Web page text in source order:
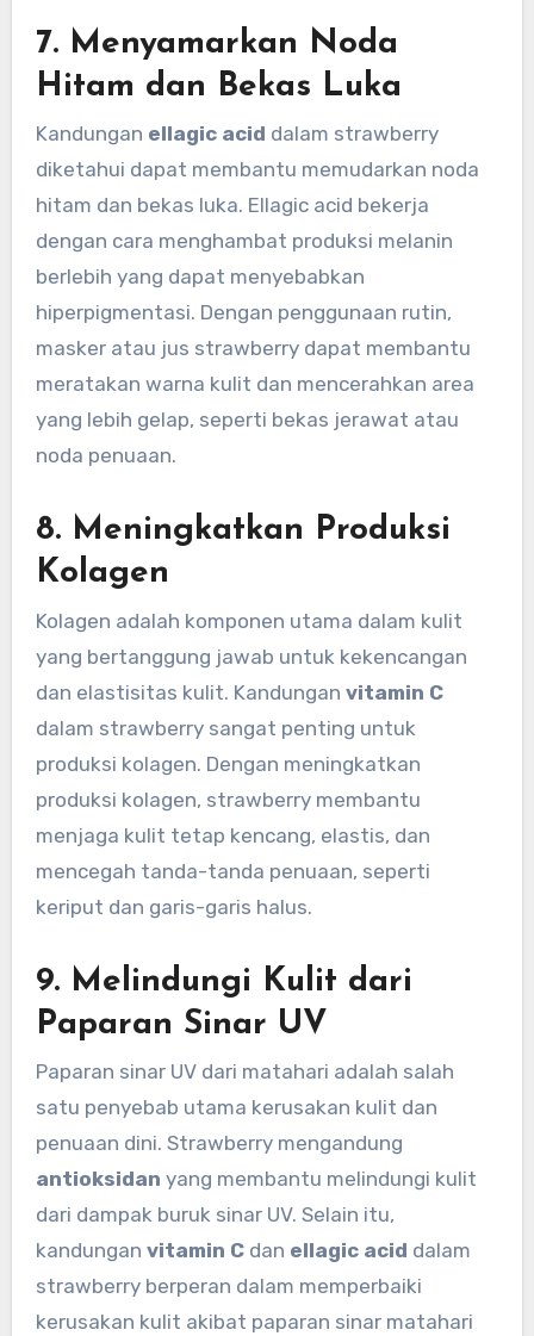
7. Menyamarkan Noda
Hitam dan Bekas Luka
Kandungan ellagic acid dalam strawberry
diketahui dapat membantu memudarkan noda
hitam dan bekas luka. Ellagic acid bekerja
dengan cara menghambat produksi melanin
berlebih yang dapat menyebabkan
hiperpigmentasi. Dengan penggunaan rutin,
masker atau jus strawberry dapat membantu
meratakan warna kulit dan mencerahkan area
yang lebih gelap, seperti bekas jerawat atau
noda penuaan.
8. Meningkatkan Produksi
Kolagen
Kolagen adalah komponen utama dalam kulit
yang bertanggung jawab untuk kekencangan
dan elastisitas kulit. Kandungan vitamin C
dalam strawberry sangat penting untuk
produksi kolagen. Dengan meningkatkan
produksi kolagen, strawberry membantu
menjaga kulit tetap kencang, elastis, dan
mencegah tanda-tanda penuaan, seperti
keriput dan garis-garis halus.
9. Melindungi Kulit dari
Paparan Sinar UV
Paparan sinar UV dari matahari adalah salah
satu penyebab utama kerusakan kulit dan
penuaan dini. Strawberry mengandung
antioksidan yang membantu melindungi kulit
dari dampak buruk sinar UV. Selain itu,
kandungan vitamin Cdan ellagic acid dalam
strawberry berperan dalam memperbaiki
kerusakan kulit akibat paparan sinar matahari